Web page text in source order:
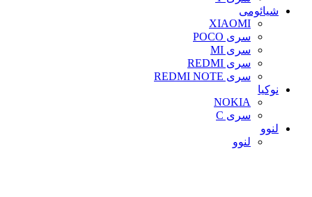
شیائومی
XIAOMI
سری POCO
سری MI
سری REDMI
سری REDMI NOTE
نوکیا
NOKIA
سری C
لنوو
لنوو